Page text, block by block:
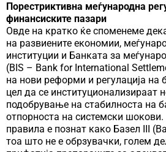
Порестриктивна меѓународна
финансиските пазари
Овде на кратко ќе споменеме
на развиените економии,
институции и Банката за
(BIS – Bank for International
на нови реформи и регулација на
цел да се институционализираат
подобрување на стабилноста на
отпорноста на системски шокови.
правила е познат како Базел III
тоа што не е обрзувачки, голем